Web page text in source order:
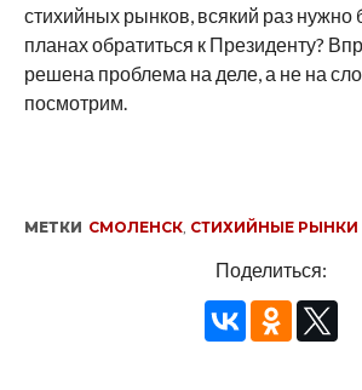
стихийных рынков, всякий раз нужно
планах обратиться к Президенту?
решена проблема на деле, а не на
посмотрим.
МЕТКИ СМОЛЕНСК, СТИХИЙНЫЕ РЫНКИ
Поделиться: